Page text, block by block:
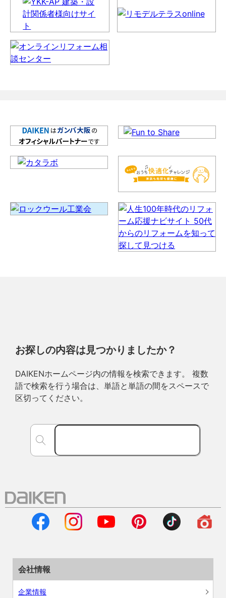
お探しの内容は見つかりましたか？
DAIKENホームページ内の情報を検索できます。 複数
語で検索を行う場合は、単語と単語の間をスペースで
区切ってください。
会社情報
企業情報